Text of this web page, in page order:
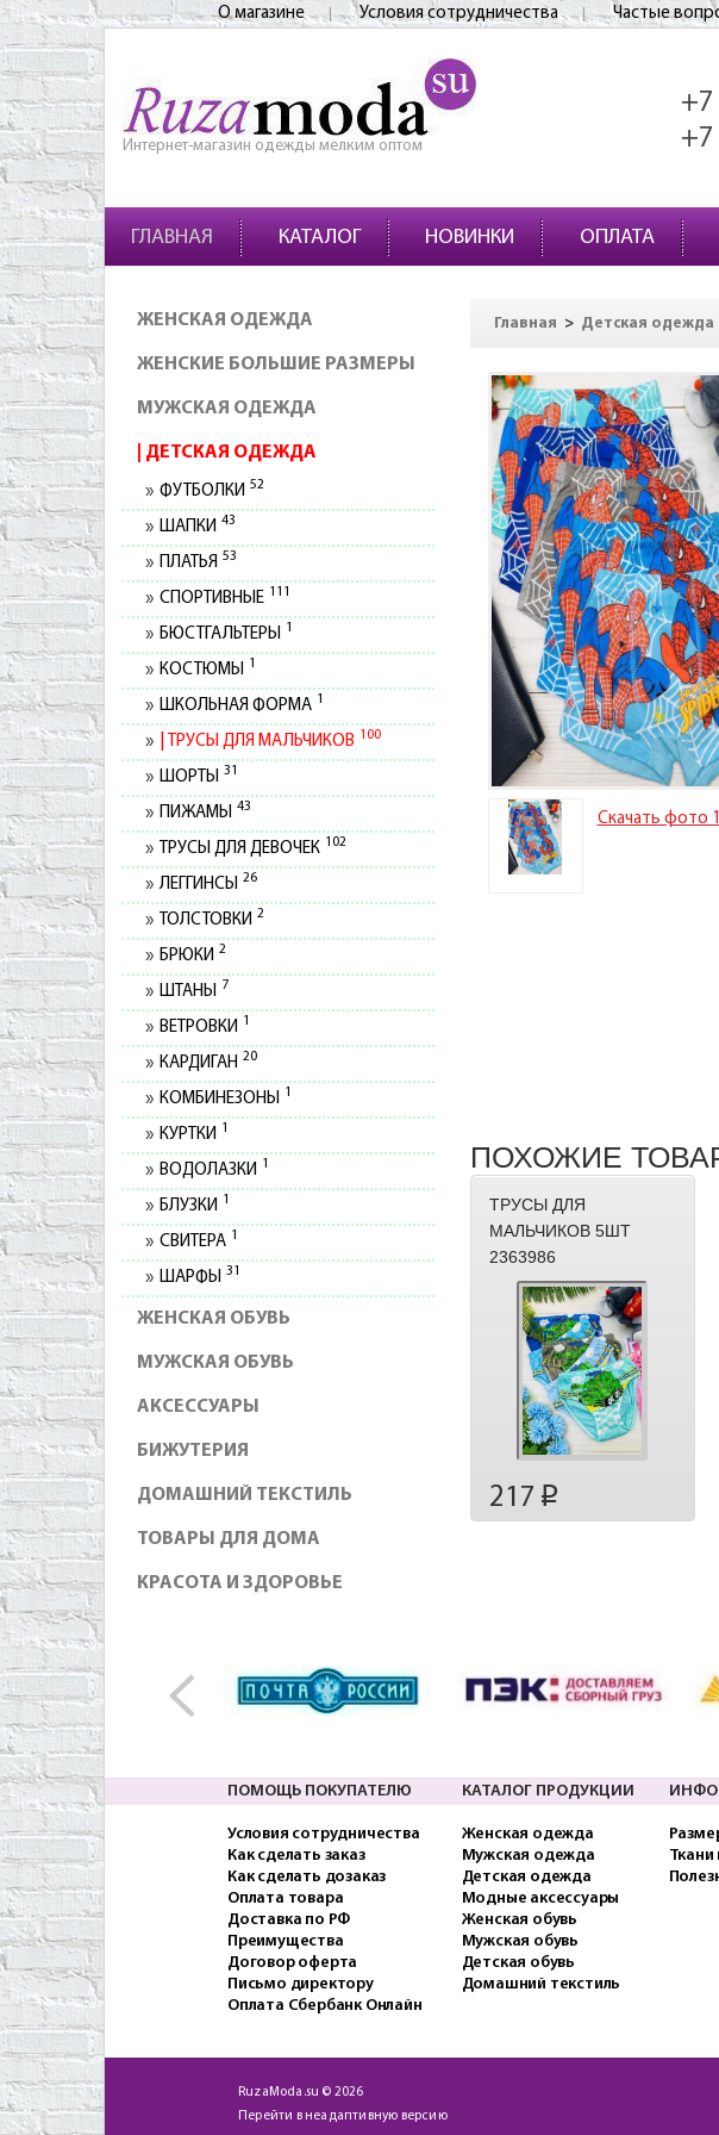
О магазине Условия сотрудничества Частые
Интернет-магазин одежды мелким оптом
+7
+7
ГЛАВНАЯ КАТАЛОГ НОВИНКИ ОПЛАТА
ЖЕНСКАЯ ОДЕЖДА
ЖЕНСКИЕ БОЛЬШИЕ РАЗМЕРЫ
МУЖСКАЯ ОДЕЖДА
ДЕТСКАЯ ОДЕЖДА
ФУТБОЛКИ 52
ШАПКИ 43
ПЛАТЬЯ 53
СПОРТИВНЫЕ 111
БЮСТГАЛЬТЕРЫ 1
КОСТЮМЫ 1
ШКОЛЬНАЯ ФОРМА 1
ТРУСЫ ДЛЯ МАЛЬЧИКОВ 100
ШОРТЫ 31
ПИЖАМЫ 43
ТРУСЫ ДЛЯ ДЕВОЧЕК 102
ЛЕГГИНСЫ 26
ТОЛСТОВКИ 2
БРЮКИ 2
ШТАНЫ 7
ВЕТРОВКИ 1
КАРДИГАН 20
КОМБИНЕЗОНЫ 1
КУРТКИ 1
ВОДОЛАЗКИ 1
БЛУЗКИ 1
СВИТЕРА 1
ШАРФЫ 31
ЖЕНСКАЯ ОБУВЬ
МУЖСКАЯ ОБУВЬ
АКСЕССУАРЫ
БИЖУТЕРИЯ
ДОМАШНИЙ ТЕКСТИЛЬ
ТОВАРЫ ДЛЯ ДОМА
КРАСОТА И ЗДОРОВЬЕ
Главная > Детская одежда
Скачать фото 1
ПОХОЖИЕ
ТРУСЫ ДЛЯ
МАЛЬЧИКОВ 5ШТ
2363986
217 p
ПОМОЩЬ ПОКУПАТЕЛЮ
Условия сотрудничества
Как сделать заказ
Как сделать дозаказ
Оплата товара
Доставка по РФ
Преимущества
Договор оферта
Письмо директору
Оплата Сбербанк Онлайн
КАТАЛОГ ПРОДУКЦИИ
Женская одежда
Мужская одежда
Детская одежда
Модные аксессуары
Женская обувь
Мужская обувь
Детская обувь
Домашний текстиль
Ткани
RuzaModa.su © 2026
Перейти в неадаптивную версию